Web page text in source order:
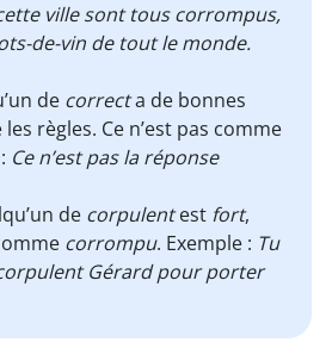
ville sont tous corrompus,
de-vin de tout le monde.
de correcta de bonnes
règles. Ce n’est pas comme
Ce n’est pas la réponse
de corpulentest fort,
corrompu. Exemple : Tu
Gérard pour porter